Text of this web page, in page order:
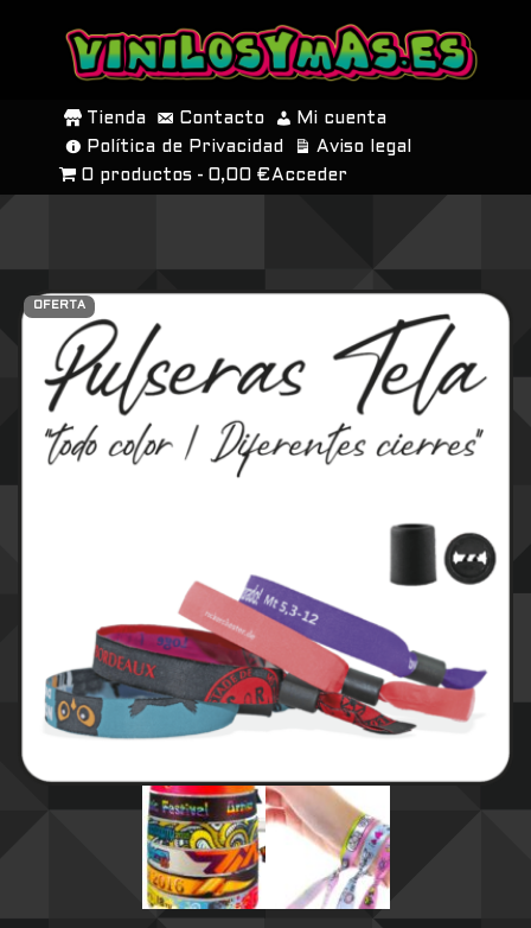
SALTAR
CONTENIDO
Tienda Contacto
Mi cuenta
Política de Privacidad
Aviso legal
0 productos
0,00 € Acceder
OFERTA